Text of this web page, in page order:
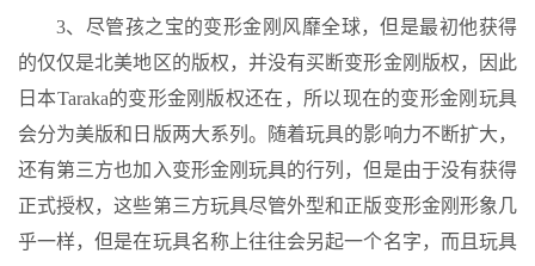
3、尽管孩之宝的变形金刚风靡全球，但是最初他获得
的仅仅是北美地区的版权，并没有买断变形金刚版权，因此
日本Taraka的变形金刚版权还在，所以现在的变形金刚玩具
会分为美版和日版两大系列。随着玩具的影响力不断扩大，
还有第三方也加入变形金刚玩具的行列，但是由于没有获得
正式授权，这些第三方玩具尽管外型和正版变形金刚形象几
乎一样，但是在玩具名称上往往会另起一个名字，而且玩具